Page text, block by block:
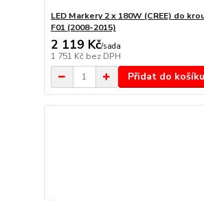
LED Markery 2 x 180W (CREE) do
F01 (2008-2015)
2 119 Kč/sada
1 751 Kč bez DPH
Přidat do košíku